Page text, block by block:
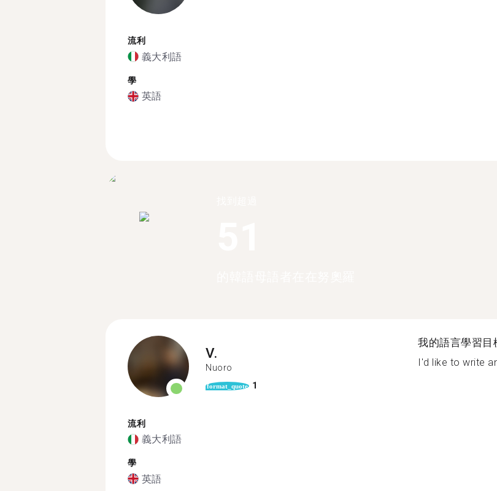
流利
義大利語
學
英語
V.
Nuoro
format_quote 1
流利
義大利語
學
英語
我的語言學習目
I'd like to write